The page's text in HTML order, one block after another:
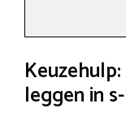
leggen in